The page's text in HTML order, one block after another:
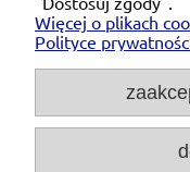
Michał
Więcej o plikach
Polityce